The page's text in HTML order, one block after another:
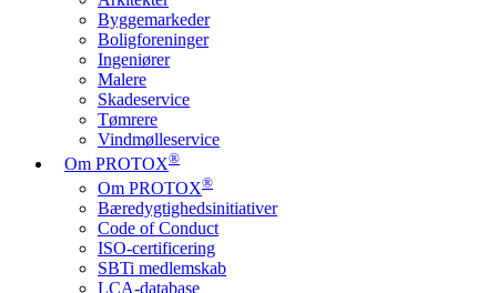
Byggemarkeder
Boligforeninger
Ingeniører
Malere
Skadeservice
Tømrere
Vindmølleservice
Om PROTOX®
Om PROTOX®
Bæredygtigheds­initiativer
Code of Conduct
ISO-certificering
SBTi medlemskab
LCA-database